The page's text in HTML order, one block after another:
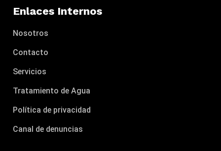
Enlaces Internos
Nosotros
Contacto
Servicios
Tratamiento de Agua
Política de privacidad
Canal de denuncias